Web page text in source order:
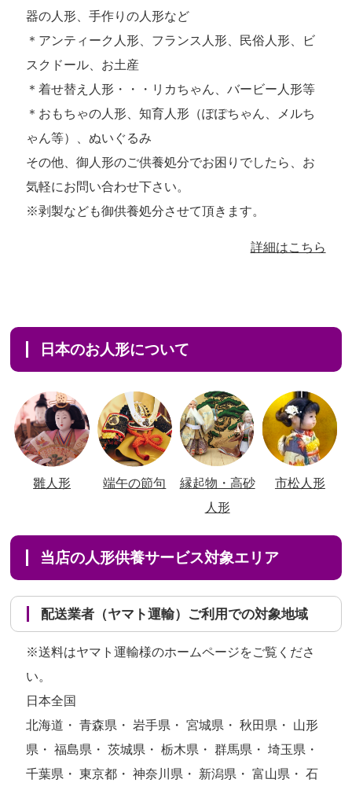
器の人形、手作りの人形など
＊アンティーク人形、フランス人形、民俗人形、ビ
スクドール、お土産
＊着せ替え人形・・・リカちゃん、バービー人形等
＊おもちゃの人形、知育人形（ぽぽちゃん、メルち
ゃん等）、ぬいぐるみ
その他、御人形のご供養処分でお困りでしたら、お
気軽にお問い合わせ下さい。
※剥製なども御供養処分させて頂きます。
詳細はこちら
日本のお人形について
雛人形 端午の節句
縁起物・高砂
人形
市松人形
当店の人形供養サービス対象エリア
配送業者（ヤマト運輸）ご利用での対象地域
※送料はヤマト運輸様のホームページをご覧くださ
い。
日本全国
北海道・ 青森県・ 岩手県・ 宮城県・ 秋田県・ 山形
県・ 福島県・ 茨城県・ 栃木県・ 群馬県・ 埼玉県・
千葉県・ 東京都・ 神奈川県・ 新潟県・ 富山県・ 石